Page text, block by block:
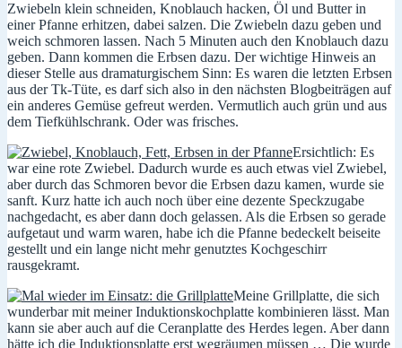
Zwiebeln klein schneiden, Knoblauch hacken, Öl und Butter in
einer Pfanne erhitzen, dabei salzen. Die Zwiebeln dazu geben und
weich schmoren lassen. Nach 5 Minuten auch den Knoblauch dazu
geben. Dann kommen die Erbsen dazu. Der wichtige Hinweis an
dieser Stelle aus dramaturgischem Sinn: Es waren die letzten Erbsen
aus der Tk-Tüte, es darf sich also in den nächsten Blogbeiträgen auf
ein anderes Gemüse gefreut werden. Vermutlich auch grün und aus
dem Tiefkühlschrank. Oder was frisches.
Ersichtlich: Es
war eine rote Zwiebel. Dadurch wurde es auch etwas viel Zwiebel,
aber durch das Schmoren bevor die Erbsen dazu kamen, wurde sie
sanft. Kurz hatte ich auch noch über eine dezente Speckzugabe
nachgedacht, es aber dann doch gelassen. Als die Erbsen so gerade
aufgetaut und warm waren, habe ich die Pfanne bedeckelt beiseite
gestellt und ein lange nicht mehr genutztes Kochgeschirr
rausgekramt.
Meine Grillplatte, die sich
wunderbar mit meiner Induktionskochplatte kombinieren lässt. Man
kann sie aber auch auf die Ceranplatte des Herdes legen. Aber dann
hätte ich die Induktionsplatte erst wegräumen müssen … Die wurde